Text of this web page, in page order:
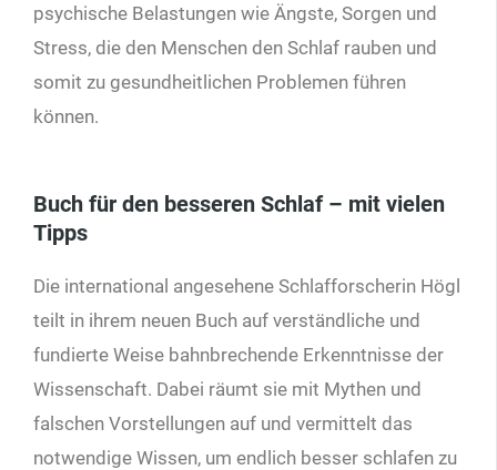
psychische Belastungen wie Ängste, Sorgen und
Stress, die den Menschen den Schlaf rauben und
somit zu gesundheitlichen Problemen führen
können.
Buch für den besseren Schlaf – mit vielen
Tipps
Die international angesehene Schlafforscherin Högl
teilt in ihrem neuen Buch auf verständliche und
fundierte Weise bahnbrechende Erkenntnisse der
Wissenschaft. Dabei räumt sie mit Mythen und
falschen Vorstellungen auf und vermittelt das
notwendige Wissen, um endlich besser schlafen zu